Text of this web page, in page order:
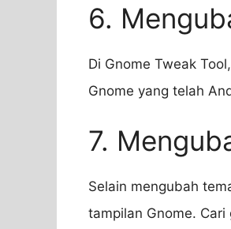
6.
Di Gnome Tweak
Gnome yang telah
7.
Selain mengubah
tampilan Gnome.